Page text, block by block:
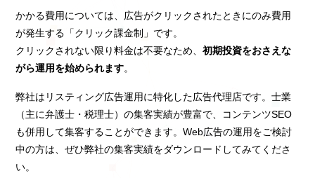
かかる費用については、広告がクリックされたときにのみ費用
が発生する「クリック課金制」です。
クリックされない限り料金は不要なため、初期投資をおさえな
がら運用を始められます。
弊社はリスティング広告運用に特化した広告代理店です。士業
（主に弁護士・税理士）の集客実績が豊富で、コンテンツSEO
も併用して集客することができます。Web広告の運用をご検討
中の方は、ぜひ弊社の集客実績をダウンロードしてみてくださ
い。